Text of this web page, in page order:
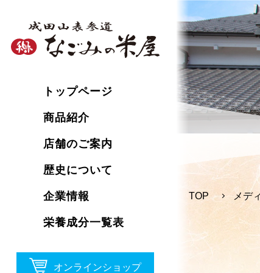
トップページ
商品紹介
店舗のご案内
歴史について
企業情報
栄養成分一覧表
オンラインショップ
TOP メデ